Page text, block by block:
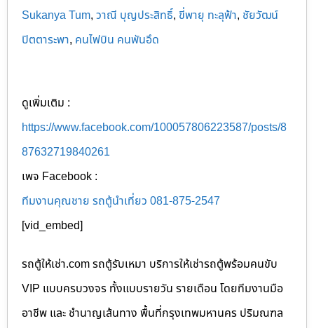
Sukanya Tum, วาณี บุญประสิทธิ์, ขี่พายุ ทะลุฟ้า, ชัยวัฒน์
ปิตตาระพา, คนไฟบิน คนพันอึด
ดูเพิ่มเติม :
https://www.facebook.com/100057806223587/posts/8
87632719840261
เพจ Facebook :
ทีมงานคุณชาย รถตู้นำเที่ยว 081-875-2547
[vid_embed]
รถตู้ให้เช่า.com รถตู้รับเหมา บริการให้เช่ารถตู้พร้อมคนขับ
VIP แบบครบวงจร ทั้งแบบรายวัน รายเดือน โดยทีมงานมือ
อาชีพ และ ชำนาญเส้นทาง พื้นที่กรุงเทพมหานคร ปริมณฑล